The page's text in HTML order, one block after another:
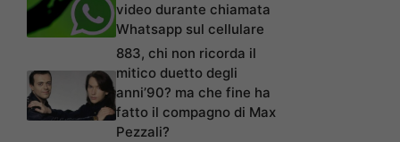
video durante chiamata
Whatsapp sul cellulare
883, chi non ricorda il
mitico duetto degli
anni’90? ma che fine ha
fatto il compagno di Max
Pezzali?